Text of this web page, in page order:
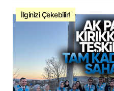
İlginizi Çekebilir!